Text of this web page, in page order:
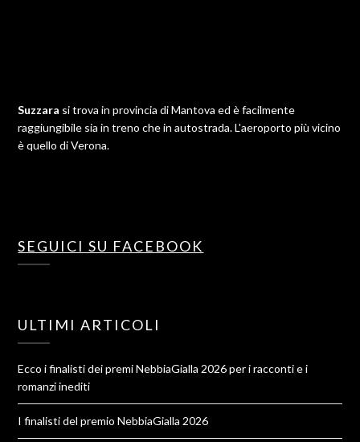
Suzzara si trova in provincia di Mantova ed è facilmente
raggiungibile sia in treno che in autostrada. L'aeroporto più vicino
è quello di Verona.
SEGUICI SU FACEBOOK
ULTIMI ARTICOLI
Ecco i finalisti dei premi NebbiaGialla 2026 per i racconti e i
romanzi inediti
I finalisti del premio NebbiaGialla 2026